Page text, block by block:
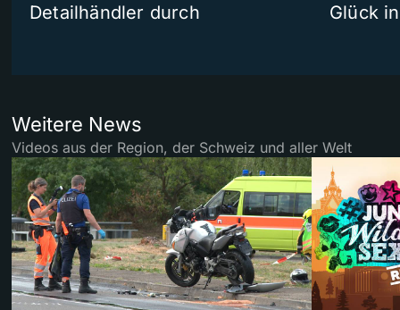
Detailhändler durch
Glück
Weitere News
Videos aus der Region, der Schweiz und aller Welt